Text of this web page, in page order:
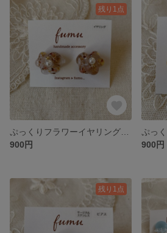
残り1点
900円
900円
残り1点